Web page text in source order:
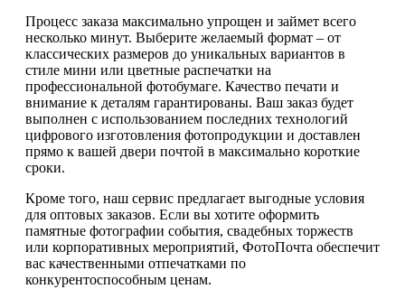
Процесс заказа максимально упрощен и займет всего
несколько минут. Выберите желаемый формат – от
классических размеров до уникальных вариантов в
стиле мини или цветные распечатки на
профессиональной фотобумаге. Качество печати и
внимание к деталям гарантированы. Ваш заказ будет
выполнен с использованием последних технологий
цифрового изготовления фотопродукции и доставлен
прямо к вашей двери почтой в максимально короткие
сроки.
Кроме того, наш сервис предлагает выгодные условия
для оптовых заказов. Если вы хотите оформить
памятные фотографии события, свадебных торжеств
или корпоративных мероприятий, ФотоПочта обеспечит
вас качественными отпечатками по
конкурентоспособным ценам.